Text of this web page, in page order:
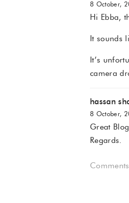
8 October,
Hi Ebba,
It sounds
It’s
camera
hassan
8 October,
Great
Regards.